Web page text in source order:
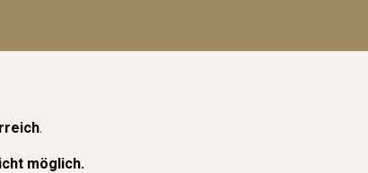
.
möglich.